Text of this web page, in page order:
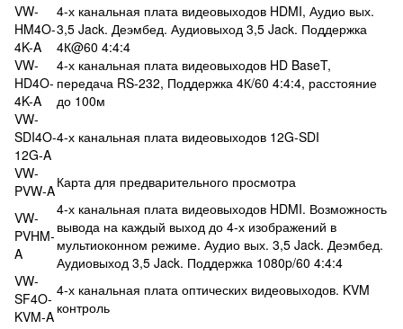
VW-
HM4O-
4K-A
4-х канальная плата видеовыходов HDMI, Аудио вых.
3,5 Jack. Деэмбед. Аудиовыход 3,5 Jack. Поддержка
4К@60 4:4:4
VW-
HD4O-
4K-A
4-х канальная плата видеовыходов HD BaseT,
передача RS-232, Поддержка 4К/60 4:4:4, расстояние
до 100м
VW-
SDI4O-
12G-A
4-х канальная плата видеовыходов 12G-SDI
VW-
PVW-AКарта для предварительного просмотра
VW-
PVHM-
A
4-х канальная плата видеовыходов HDMI. Возможность
вывода на каждый выход до 4-х изображений в
мультиоконном режиме. Аудио вых. 3,5 Jack. Деэмбед.
Аудиовыход 3,5 Jack. Поддержка 1080p/60 4:4:4
VW-
SF4O-
KVM-A
4-х канальная плата оптических видеовыходов. KVM
контроль